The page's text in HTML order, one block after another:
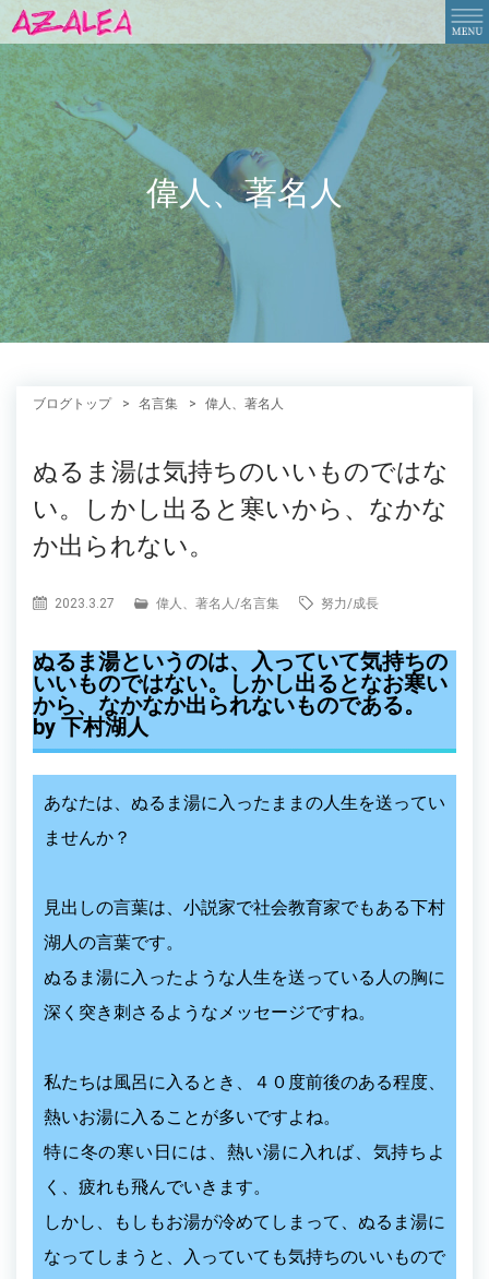
偉人、著名人
ブログトップ 名言集 偉人、著名人
ぬるま湯は気持ちのいいものではな
い。しかし出ると寒いから、なかな
か出られない。
2023.3.27 偉人、著名人 /名言集 努力 /成長
ぬるま湯というのは、入っていて気持ちの
いいものではない。しかし出るとなお寒い
から、なかなか出られないものである。
by 下村湖人
あなたは、ぬるま湯に入ったままの人生を送ってい
ませんか？
見出しの言葉は、小説家で社会教育家でもある下村
湖人の言葉です。
ぬるま湯に入ったような人生を送っている人の胸に
深く突き刺さるようなメッセージですね。
私たちは風呂に入るとき、４０度前後のある程度、
熱いお湯に入ることが多いですよね。
特に冬の寒い日には、熱い湯に入れば、気持ちよ
く、疲れも飛んでいきます。
しかし、もしもお湯が冷めてしまって、ぬるま湯に
なってしまうと、入っていても気持ちのいいもので